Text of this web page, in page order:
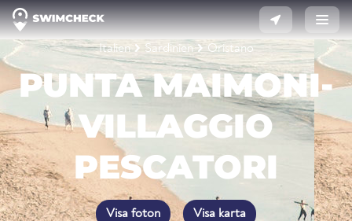
Italien Sardinien Oristano
PUNTA MAIMONI-
VILLAGGIO
PESCATORI
Visa foton Visa karta